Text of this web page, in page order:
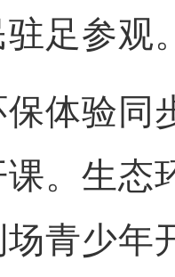
足参观
验同
。生态
青少年